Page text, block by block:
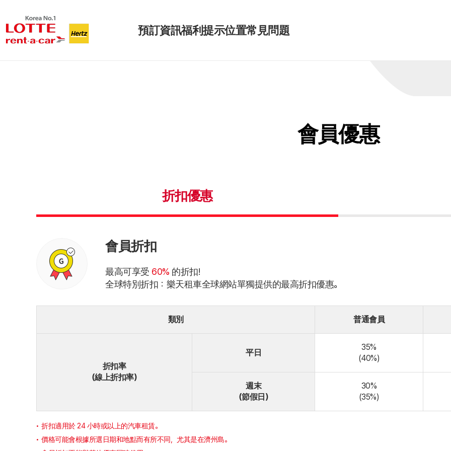
預訂資訊福利提示位置常見問題
會員優惠
折扣優惠
會員折扣
最高可享受 60% 的折扣!
全球特別折扣：樂天租車全球網站單獨提供的最高折扣優惠。
類別 普通會員
折扣率
（線上折扣率）
平日
35%
(40%)
週末
（節假日）
30%
(35%)
折扣適用於 24 小時或以上的汽車租賃。
價格可能會根據所選日期和地點而有所不同，尤其是在濟州島。